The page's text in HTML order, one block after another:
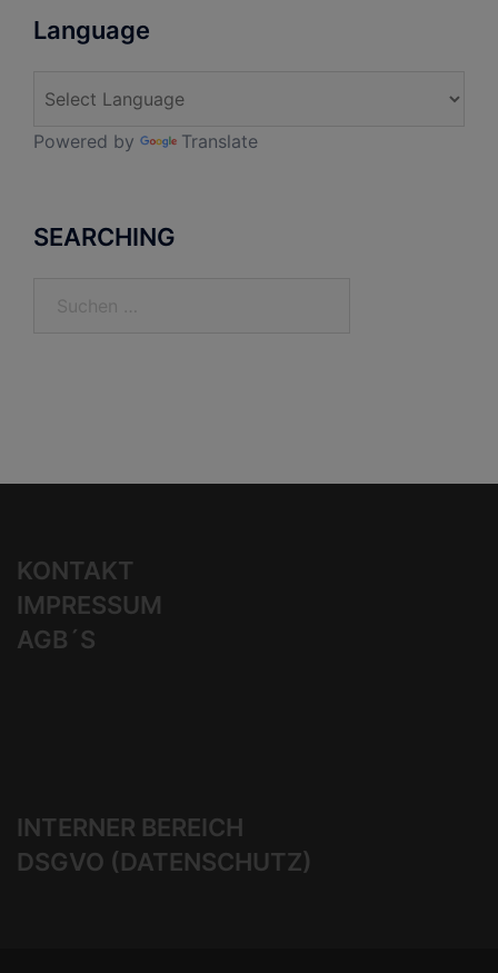
Language
Powered by Translate
SEARCHING
KONTAKT
IMPRESSUM
AGB´S
INTERNER BEREICH
DSGVO (DATENSCHUTZ)